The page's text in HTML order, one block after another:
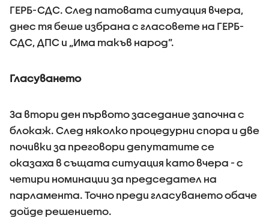
ГЕРБ-СДС. След патовата ситуация вчера,
днес тя беше избрана с гласовете на ГЕРБ-
СДС, ДПС и „Има такъв народ”.
Гласуването
За втори ден първото заседание започна с
блокаж. След няколко процедурни спора и две
почивки за преговори депутатите се
оказаха в същата ситуация като вчера - с
четири номинации за председател на
парламента. Точно преди гласуването обаче
дойде решението.